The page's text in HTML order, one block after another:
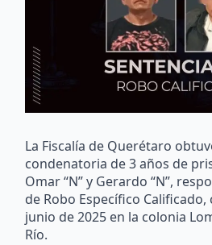
La Fiscalía de Querétaro
condenatoria de 3 años de
Omar “N” y Gerardo “N”,
de Robo Específico
junio de 2025 en la colonia
Río.